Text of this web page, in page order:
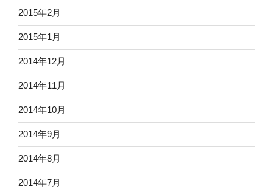
2015年2月
2015年1月
2014年12月
2014年11月
2014年10月
2014年9月
2014年8月
2014年7月